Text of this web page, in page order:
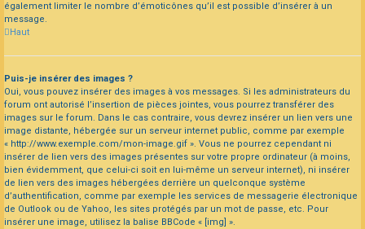
également limiter le nombre d’émoticônes qu’il est possible d’insérer à un
message.
Haut
Puis-je insérer des images ?
Oui, vous pouvez insérer des images à vos messages. Si les administrateurs du
forum ont autorisé l’insertion de pièces jointes, vous pourrez transférer des
images sur le forum. Dans le cas contraire, vous devrez insérer un lien vers une
image distante, hébergée sur un serveur internet public, comme par exemple
« http://www.exemple.com/mon-image.gif ». Vous ne pourrez cependant ni
insérer de lien vers des images présentes sur votre propre ordinateur (à moins,
bien évidemment, que celui-ci soit en lui-même un serveur internet), ni insérer
de lien vers des images hébergées derrière un quelconque système
d’authentification, comme par exemple les services de messagerie électronique
de Outlook ou de Yahoo, les sites protégés par un mot de passe, etc. Pour
insérer une image, utilisez la balise BBCode « [img] ».